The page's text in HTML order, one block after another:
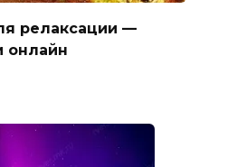
релаксации —
онлайн